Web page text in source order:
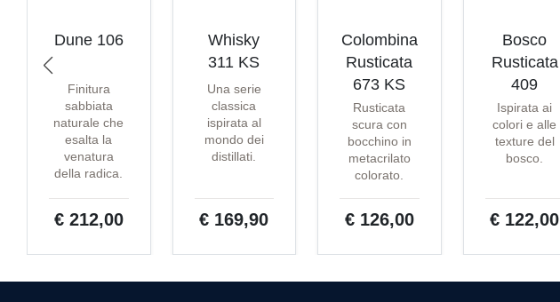
Dune 106
Finitura
sabbiata
naturale che
esalta la
venatura
della radica.
€ 212,00
Whisky
311 KS
Una serie
classica
ispirata al
mondo dei
distillati.
€ 169,90
Colombina
Rusticata
673 KS
Rusticata
scura con
bocchino in
metacrilato
colorato.
€ 126,00
Bosco
Rusticata
409
Ispirata ai
colori e alle
texture del
bosco.
€ 122,00